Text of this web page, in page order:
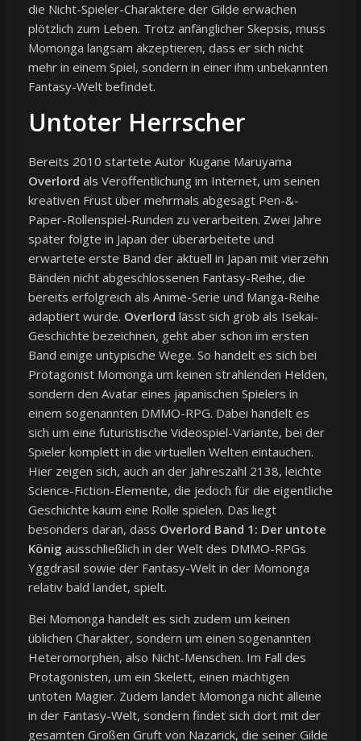
die Nicht-Spieler-Charaktere der Gilde erwachen
plötzlich zum Leben. Trotz anfänglicher Skepsis, muss
Momonga langsam akzeptieren, dass er sich nicht
mehr in einem Spiel, sondern in einer ihm unbekannten
Fantasy-Welt befindet.
Untoter Herrscher
Bereits 2010 startete Autor Kugane Maruyama
Overlord als Veröffentlichung im Internet, um seinen
kreativen Frust über mehrmals abgesagt Pen-&-
Paper-Rollenspiel-Runden zu verarbeiten. Zwei Jahre
später folgte in Japan der überarbeitete und
erwartete erste Band der aktuell in Japan mit vierzehn
Bänden nicht abgeschlossenen Fantasy-Reihe, die
bereits erfolgreich als Anime-Serie und Manga-Reihe
adaptiert wurde. Overlord lässt sich grob als Isekai-
Geschichte bezeichnen, geht aber schon im ersten
Band einige untypische Wege. So handelt es sich bei
Protagonist Momonga um keinen strahlenden Helden,
sondern den Avatar eines japanischen Spielers in
einem sogenannten DMMO-RPG. Dabei handelt es
sich um eine futuristische Videospiel-Variante, bei der
Spieler komplett in die virtuellen Welten eintauchen.
Hier zeigen sich, auch an der Jahreszahl 2138, leichte
Science-Fiction-Elemente, die jedoch für die eigentliche
Geschichte kaum eine Rolle spielen. Das liegt
besonders daran, dass Overlord Band 1: Der untote
König ausschließlich in der Welt des DMMO-RPGs
Yggdrasil sowie der Fantasy-Welt in der Momonga
relativ bald landet, spielt.
Bei Momonga handelt es sich zudem um keinen
üblichen Charakter, sondern um einen sogenannten
Heteromorphen, also Nicht-Menschen. Im Fall des
Protagonisten, um ein Skelett, einen mächtigen
untoten Magier. Zudem landet Momonga nicht alleine
in der Fantasy-Welt, sondern findet sich dort mit der
gesamten Großen Gruft von Nazarick, die seiner Gilde